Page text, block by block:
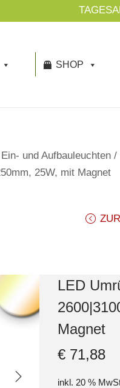
SHOP
und Aufbauleuchten /
25W, mit Magnet
LED
Magnet
€71,88
inkl. 20 %